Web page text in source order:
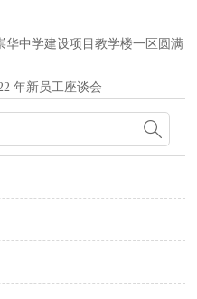
华中学建设项目教学楼一区圆满
年新员工座谈会
